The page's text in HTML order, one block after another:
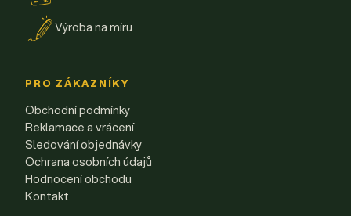
Výroba na míru
PRO ZÁKAZNÍKY
Obchodní podmínky
Reklamace a vrácení
Sledování objednávky
Ochrana osobních údajů
Hodnocení obchodu
Kontakt